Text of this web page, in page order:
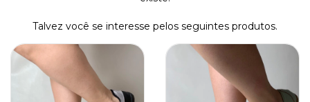
Talvez você se interesse pelos seguintes produtos.